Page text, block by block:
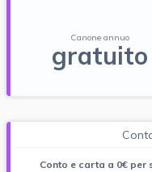
Canone annuo
gratuito
Conto e carta a 0€ per